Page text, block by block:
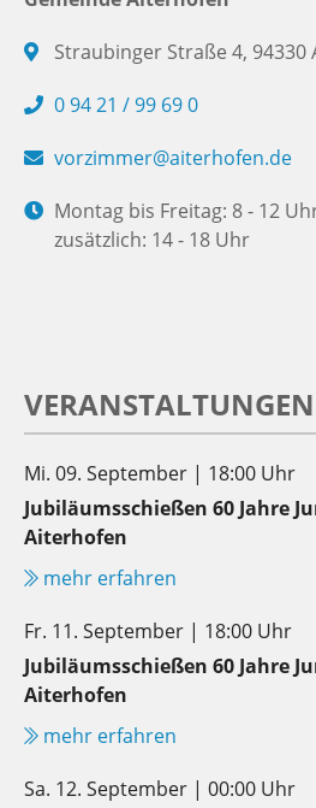
Straubinger Straße 4, 94330
0 94 21 / 99 69 0
vorzimmer@aiterhofen.de
Montag bis Freitag: 8 - 12
zusätzlich: 14 - 18 Uhr
VERANSTALTUNGEN
Mi. 09. September | 18:00 Uhr
Jubiläumsschießen 60 Jahre
Aiterhofen
mehr erfahren
Fr. 11. September | 18:00 Uhr
Jubiläumsschießen 60 Jahre
Aiterhofen
mehr erfahren
Sa. 12. September | 00:00 Uhr